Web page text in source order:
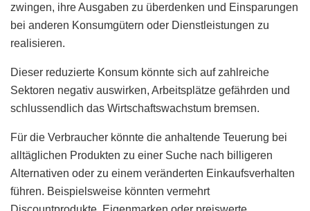
zwingen, ihre Ausgaben zu überdenken und Einsparungen
bei anderen Konsumgütern oder Dienstleistungen zu
realisieren.
Dieser reduzierte Konsum könnte sich auf zahlreiche
Sektoren negativ auswirken, Arbeitsplätze gefährden und
schlussendlich das Wirtschaftswachstum bremsen.
Für die Verbraucher könnte die anhaltende Teuerung bei
alltäglichen Produkten zu einer Suche nach billigeren
Alternativen oder zu einem veränderten Einkaufsverhalten
führen. Beispielsweise könnten vermehrt